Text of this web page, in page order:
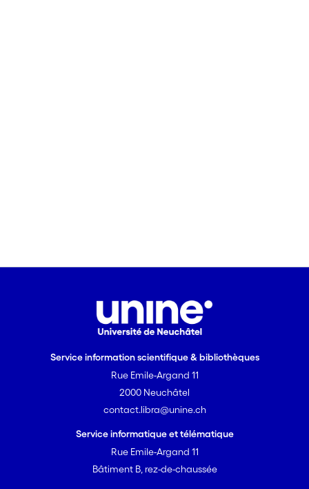
Service information scientifique & bibliothèques
Rue Emile-Argand 11
2000 Neuchâtel
contact.libra@unine.ch
Service informatique et télématique
Rue Emile-Argand 11
Bâtiment B, rez-de-chaussée